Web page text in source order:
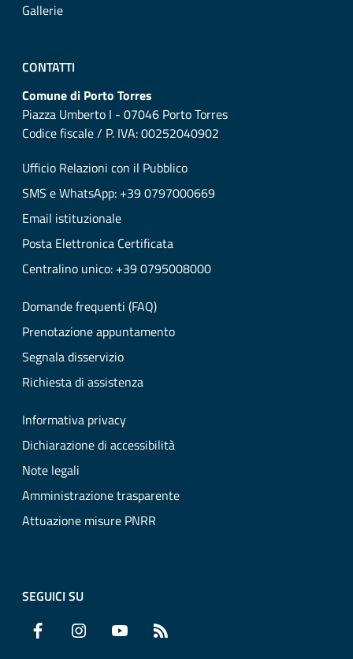
Gallerie
CONTATTI
Comune di Porto Torres
Piazza Umberto I - 07046 Porto Torres
Codice fiscale / P. IVA: 00252040902
Ufficio Relazioni con il Pubblico
SMS e WhatsApp: +39 0797000669
Email istituzionale
Posta Elettronica Certificata
Centralino unico: +39 0795008000
Domande frequenti (FAQ)
Prenotazione appuntamento
Segnala disservizio
Richiesta di assistenza
Informativa privacy
Dichiarazione di accessibilità
Note legali
Amministrazione trasparente
Attuazione misure PNRR
SEGUICI SU
Facebook Instagram YouTube